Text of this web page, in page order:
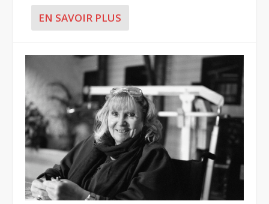
EN SAVOIR PLUS